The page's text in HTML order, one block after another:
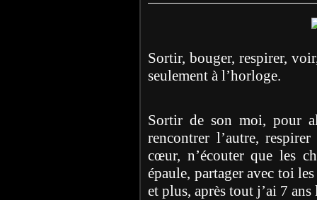
Sortir, bouger, respirer,
seulement à l’horloge.
Sortir de son moi, pour
rencontrer l’autre,
cœur, n’écouter que les
épaule, partager avec toi
et plus, après tout j’ai 7 ans